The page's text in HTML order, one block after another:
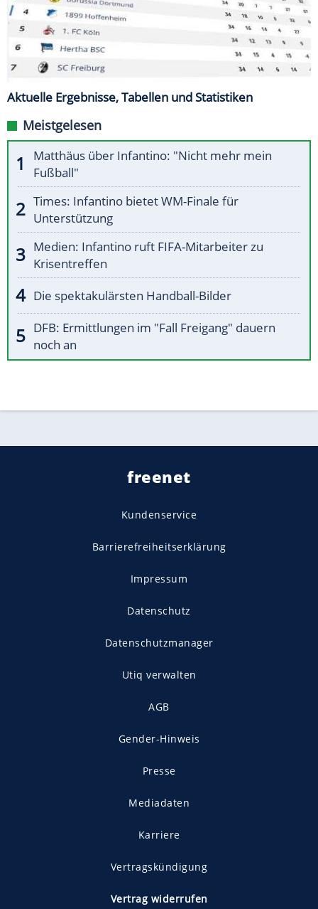
Aktuelle Ergebnisse, Tabellen und Statistiken
Meistgelesen
Matthäus über Infantino: "Nicht mehr mein
Fußball"
Times: Infantino bietet WM-Finale für
Unterstützung
Medien: Infantino ruft FIFA-Mitarbeiter zu
Krisentreffen
Die spektakulärsten Handball-Bilder
DFB: Ermittlungen im "Fall Freigang" dauern
noch an
freenet
Kundenservice
Barrierefreiheitserklärung
Impressum
Datenschutz
Datenschutzmanager
Utiq verwalten
AGB
Gender-Hinweis
Presse
Mediadaten
Karriere
Vertragskündigung
Vertrag widerrufen